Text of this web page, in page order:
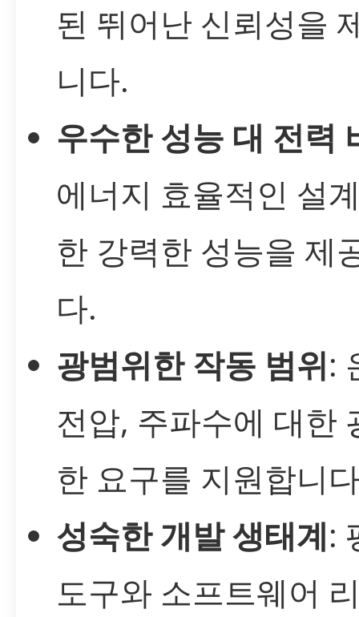
된 뛰어난 신뢰성을
니다.
우수한 성능 대 전력
에너지 효율적인 설
한 강력한 성능을 제
다.
광범위한 작동 범위:
전압, 주파수에 대한
한 요구를 지원합니
성숙한 개발 생태계:
도구와 소프트웨어